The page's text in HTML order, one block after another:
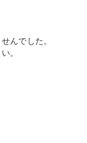
んでした。
。